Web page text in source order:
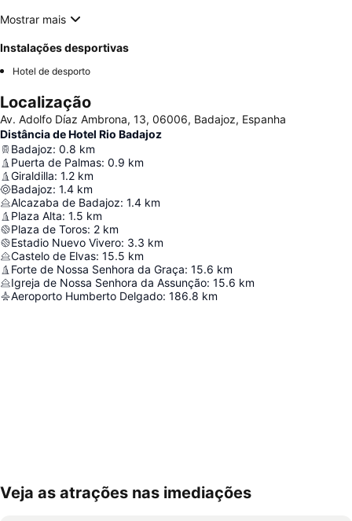
Mostrar mais
Instalações desportivas
Hotel de desporto
Localização
Av. Adolfo Díaz Ambrona, 13, 06006, Badajoz, Espanha
Distância de Hotel Rio Badajoz
Badajoz: 0.8 km
Puerta de Palmas: 0.9 km
Giraldilla: 1.2 km
Badajoz: 1.4 km
Alcazaba de Badajoz: 1.4 km
Plaza Alta: 1.5 km
Plaza de Toros: 2 km
Estadio Nuevo Vivero: 3.3 km
Castelo de Elvas: 15.5 km
Forte de Nossa Senhora da Graça: 15.6 km
Igreja de Nossa Senhora da Assunção: 15.6 km
Aeroporto Humberto Delgado: 186.8 km
Ampliar mapa
Veja as atrações nas imediações